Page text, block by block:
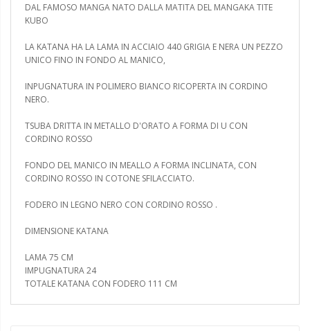
DAL FAMOSO MANGA NATO DALLA MATITA DEL MANGAKA TITE
KUBO
LA KATANA HA LA LAMA IN ACCIAIO 440 GRIGIA E NERA UN PEZZO
UNICO FINO IN FONDO AL MANICO,
INPUGNATURA IN POLIMERO BIANCO RICOPERTA IN CORDINO
NERO.
TSUBA DRITTA IN METALLO D'ORATO A FORMA DI U CON
CORDINO ROSSO
FONDO DEL MANICO IN MEALLO A FORMA INCLINATA, CON
CORDINO ROSSO IN COTONE SFILACCIATO.
FODERO IN LEGNO NERO CON CORDINO ROSSO .
DIMENSIONE KATANA
LAMA 75 CM
IMPUGNATURA 24
TOTALE KATANA CON FODERO 111 CM